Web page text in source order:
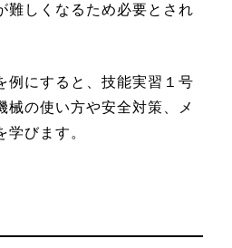
難しくなるため必要とされ
例にすると、技能実習１号
械の使い方や安全対策、メ
学びます。